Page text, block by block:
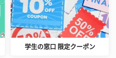
学生の窓口 限定クーポン